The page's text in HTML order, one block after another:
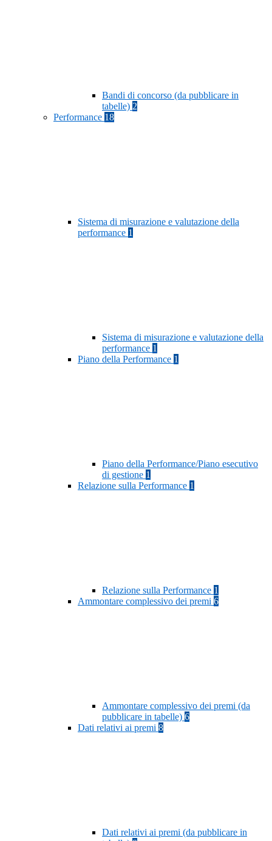
Bandi di concorso (da pubblicare in
tabelle) 2
Performance 18
Sistema di misurazione e valutazione della
performance 1
Sistema di misurazione e valutazione della
performance 1
Piano della Performance 1
Piano della Performance/Piano esecutivo
di gestione 1
Relazione sulla Performance 1
Relazione sulla Performance 1
Ammontare complessivo dei premi 6
Ammontare complessivo dei premi (da
pubblicare in tabelle) 6
Dati relativi ai premi 8
Dati relativi ai premi (da pubblicare in